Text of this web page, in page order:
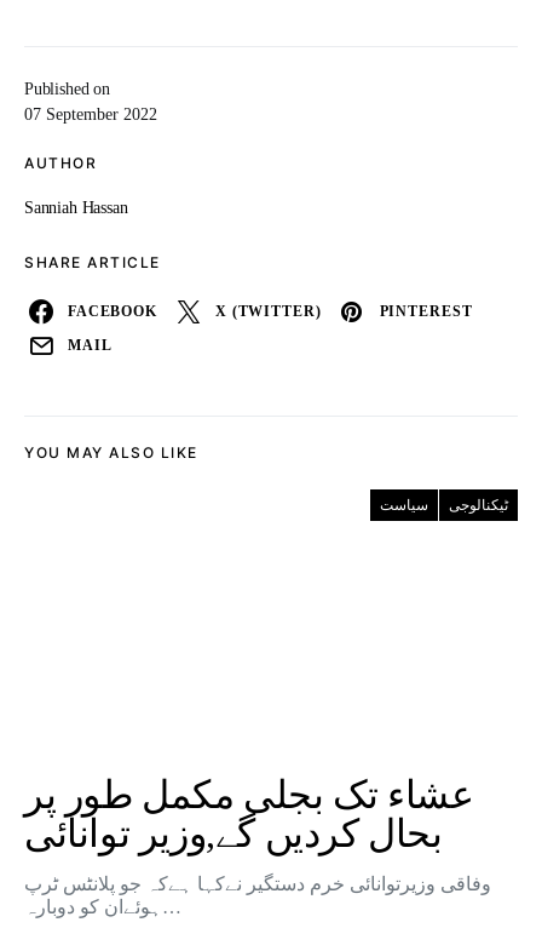
Published on
07 September 2022
AUTHOR
Sanniah Hassan
SHARE ARTICLE
FACEBOOK X (TWITTER) PINTEREST
MAIL
YOU MAY ALSO LIKE
سیاست ٹیکنالوجی
عشاء تک بجلی مکمل طور پر
بحال کردیں گے,وزیر توانائی
وفاقی وزیرتوانائی خرم دستگیر نےکہا ہےکہ جو پلانٹس ٹرپ
ہوئےان کو دوبارہ…